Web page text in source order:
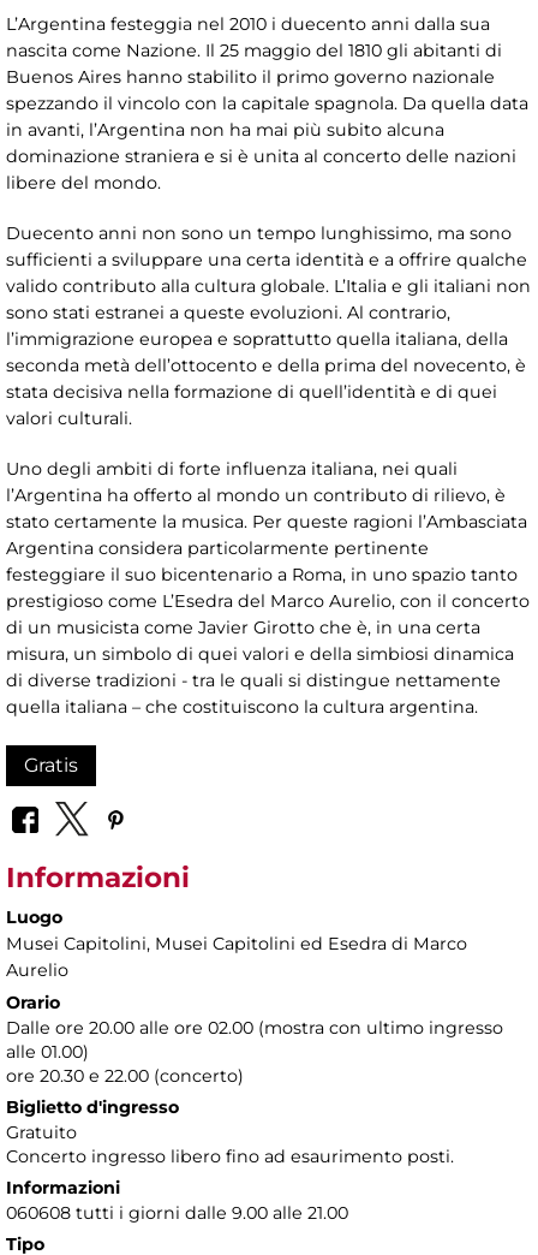
L’Argentina festeggia nel 2010 i duecento anni dalla sua
nascita come Nazione. Il 25 maggio del 1810 gli abitanti di
Buenos Aires hanno stabilito il primo governo nazionale
spezzando il vincolo con la capitale spagnola. Da quella data
in avanti, l’Argentina non ha mai più subito alcuna
dominazione straniera e si è unita al concerto delle nazioni
libere del mondo.
Duecento anni non sono un tempo lunghissimo, ma sono
sufficienti a sviluppare una certa identità e a offrire qualche
valido contributo alla cultura globale. L’Italia e gli italiani non
sono stati estranei a queste evoluzioni. Al contrario,
l’immigrazione europea e soprattutto quella italiana, della
seconda metà dell’ottocento e della prima del novecento, è
stata decisiva nella formazione di quell’identità e di quei
valori culturali.
Uno degli ambiti di forte influenza italiana, nei quali
l’Argentina ha offerto al mondo un contributo di rilievo, è
stato certamente la musica. Per queste ragioni l’Ambasciata
Argentina considera particolarmente pertinente
festeggiare il suo bicentenario a Roma, in uno spazio tanto
prestigioso come L’Esedra del Marco Aurelio, con il concerto
di un musicista come Javier Girotto che è, in una certa
misura, un simbolo di quei valori e della simbiosi dinamica
di diverse tradizioni - tra le quali si distingue nettamente
quella italiana – che costituiscono la cultura argentina.
Gratis
Informazioni
Luogo
Musei Capitolini, Musei Capitolini ed Esedra di Marco
Aurelio
Orario
Dalle ore 20.00 alle ore 02.00 (mostra con ultimo ingresso
alle 01.00)
ore 20.30 e 22.00 (concerto)
Biglietto d'ingresso
Gratuito
Concerto ingresso libero fino ad esaurimento posti.
Informazioni
060608 tutti i giorni dalle 9.00 alle 21.00
Tipo